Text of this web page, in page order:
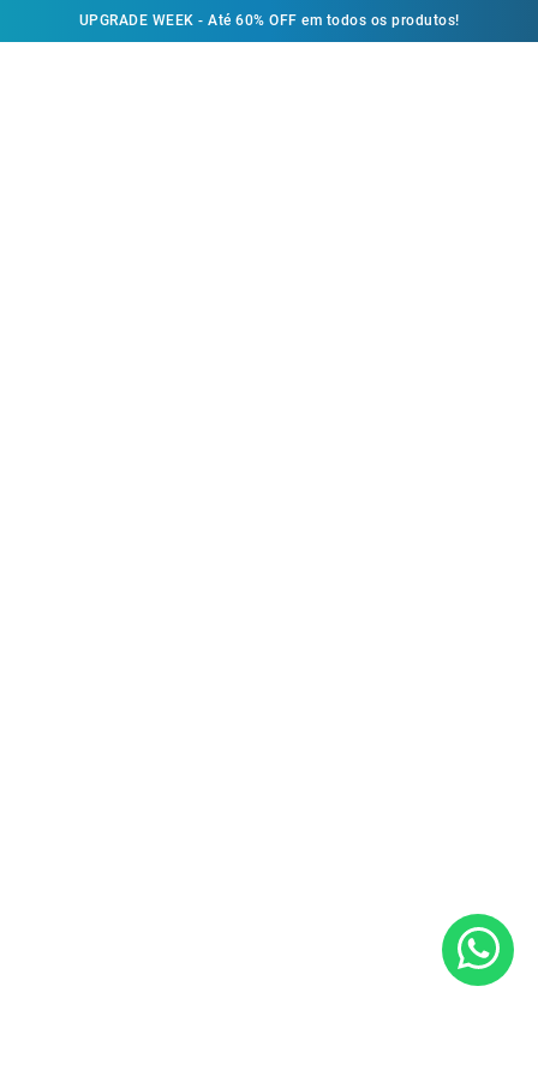
UPGRADE WEEK - Até 60% OFF em todos os produtos!